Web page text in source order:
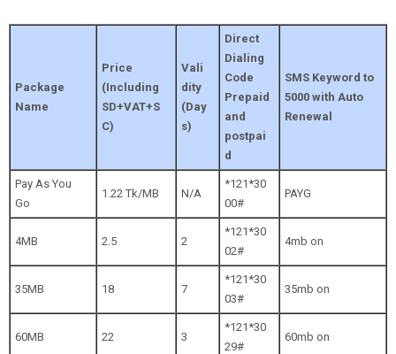
Package
Name
Price
(Including
SD+VAT+S
C)
Vali
dity
(Day
s)
Direct
Dialing
Code
Prepaid
and
postpai
d
SMS Keyword to
5000 with Auto
Renewal
Pay As You
Go
1.22 Tk/MB N/A
*121*30
00#
PAYG
4MB 2.5 2
*121*30
02#
4mb on
35MB 18 7
*121*30
03#
35mb on
60MB 22 3
*121*30
29#
60mb on